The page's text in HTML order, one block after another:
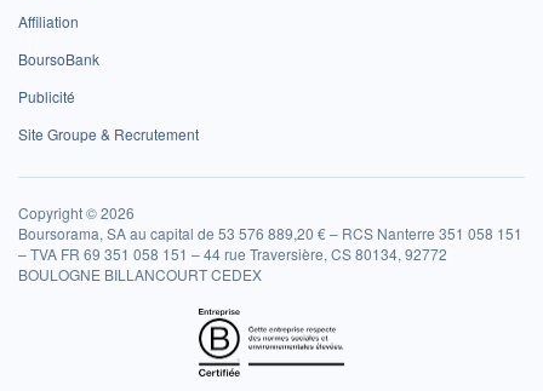
Affiliation
BoursoBank
Publicité
Site Groupe & Recrutement
Copyright © 2026
Boursorama, SA au capital de 53 576 889,20 € – RCS Nanterre 351 058 151
– TVA FR 69 351 058 151 – 44 rue Traversière, CS 80134, 92772
BOULOGNE BILLANCOURT CEDEX